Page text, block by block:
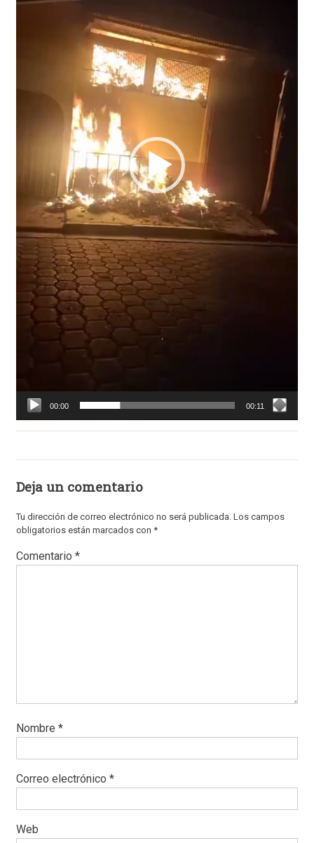
00:00 00:11
Deja un comentario
Tu dirección de correo electrónico no será publicada. Los campos
obligatorios están marcados con *
Comentario *
Nombre *
Correo electrónico *
Web